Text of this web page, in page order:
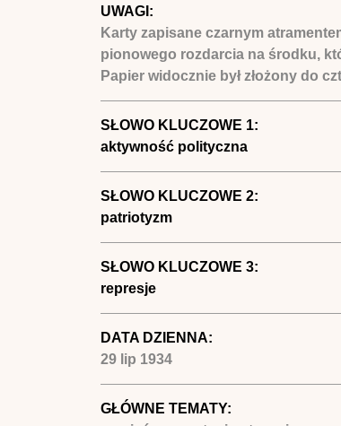
UWAGI:
Karty zapisane czarnym
pionowego rozdarcia na środku,
Papier widocznie był złożony do
SŁOWO KLUCZOWE 1:
aktywność polityczna
SŁOWO KLUCZOWE 2:
patriotyzm
SŁOWO KLUCZOWE 3:
represje
DATA DZIENNA:
29 lip 1934
GŁÓWNE TEMATY: